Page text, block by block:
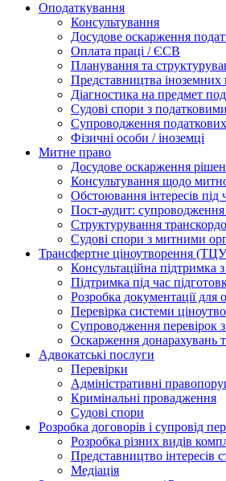
Оподаткування
Консультування
Досудове оскарження
Оплата праці / ЄСВ
Планування та
Представництва іноземних
Діагностика на предмет
Судові спори з
Супроводження
Фізичні особи / іноземці
Митне право
Досудове оскарження
Консультування щодо
Обстоювання інтересів
Пост-аудит:
Структурування
Судові спори з митними
Трансфертне ціноутворення
Консультаційна підтримка
Підтримка під час
Розробка документації для
Перевірка системи
Супроводження перевірок
Оскарження донарахувань
Адвокатські послуги
Перевірки
Адміністративні
Кримінальні провадження
Судові спори
Розробка договорів і супровід
Розробка різних видів
Представництво інтересів
Медіація